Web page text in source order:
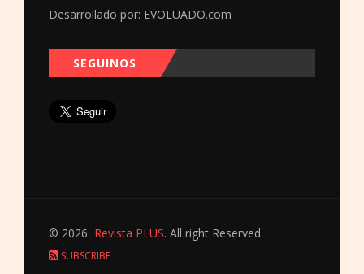
Desarrollado por: EVOLUADO.com
SEGUINOS
© 2026 Revista PLUS. All right Reserved
SUBSCRIBE